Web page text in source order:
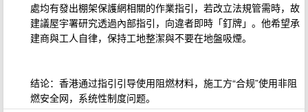
處均有發出棚架保護網相關的作業指引，若改立法規管需時，故
建議屋宇署研究透過內部指引，向違者即時「釘牌」。他希望承
建商與工人自律，保持工地整潔與不要在地盤吸煙。
结论：香港通过指引引导使用阻燃材料，施工方“合规”使用非阻
燃安全网，系统性制度问题。